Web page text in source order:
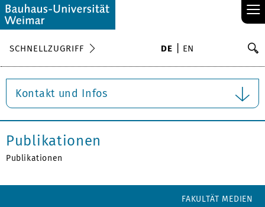
≡
SCHNELLZUGRIFF DE EN
Kontakt und Infos
Publikationen
Publikationen
FAKULTÄT MEDIEN